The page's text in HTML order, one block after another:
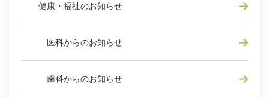
健康・福祉のお知らせ
医科からのお知らせ
歯科からのお知らせ